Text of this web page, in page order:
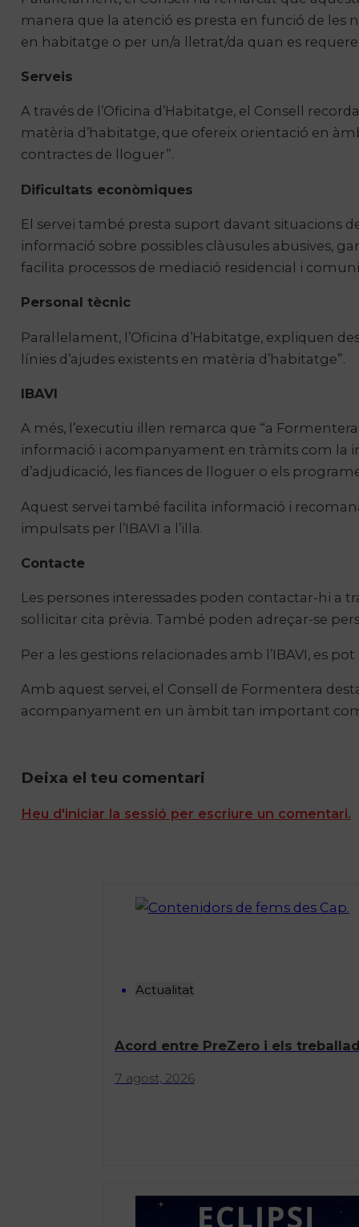
manera que la atenció es presta en funció de les
en habitatge o per un/a lletrat/da quan es
Serveis
A través de l’Oficina d’Habitatge, el Consell
matèria d’habitatge, que ofereix orientació en
contractes de lloguer”.
Dificultats econòmiques
El servei també presta suport davant situacions
informació sobre possibles clàusules abusives,
facilita processos de mediació residencial i
Personal tècnic
Paral·lelament, l’Oficina d’Habitatge, expliquen
línies d’ajudes existents en matèria d’habitatge”.
IBAVI
A més, l’executiu illen remarca que “a
informació i acompanyament en tràmits com la
d’adjudicació, les fiances de lloguer o els
Aquest servei també facilita informació i
impulsats per l’IBAVI a l’illa.
Contacte
Les persones interessades poden contactar-hi a
sol·licitar cita prèvia. També poden adreçar-se
Per a les gestions relacionades amb l’IBAVI, es
Amb aquest servei, el Consell de Formentera
acompanyament en un àmbit tan important
Deixa el teu comentari
Heu d'iniciar la sessió per escriure un comentari.
Actualitat
Acord entre PreZero i els
7 agost, 2026